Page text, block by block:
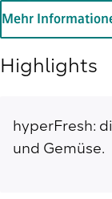
Mehr
Highlights
hyperFresh:
und Gemüse.